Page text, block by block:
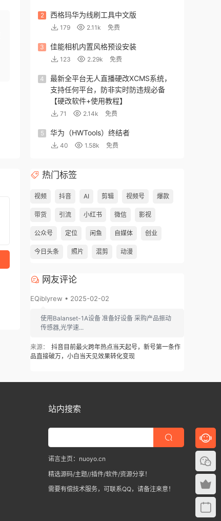
2 西格玛华为线刷工具中文版
179 2.11k 免费
3 佳能相机内置风格预设安装
123 2.29k 免费
4
最新全平台无人直播硬改XCMS系统，
支持任何平台，防非实时防违规必备
【硬改软件+使用教程】
71 2.14k 免费
5 华为（HWTools）终结者
40 1.58k 免费
热门标签
视频 抖音 AI 剪辑 视频号 爆款
带货 引流 小红书 微信 影视
公众号 定位 闲鱼 自媒体 创业
今日头条 照片 混剪 动漫
网友评论
EQiblyrew • 2025-02-02
使用Balanset-1A设备 准备好设备 采购产品振动
传感器,光学速...
来源：
抖音目前最火跨年热点当天起号，新号第一条作
品直接破万，小白当天见效果转化变现
站内搜索
诺言主页：nuoyo.cn
精选源码/主题//插件/软件/资源分享！
需要有偿技术服务，可联系QQ，请备注来意！